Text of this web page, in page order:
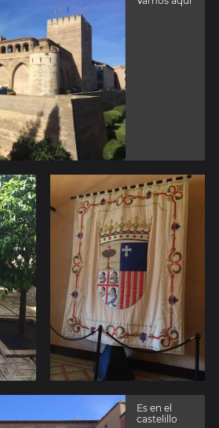
Es en el
castelillo